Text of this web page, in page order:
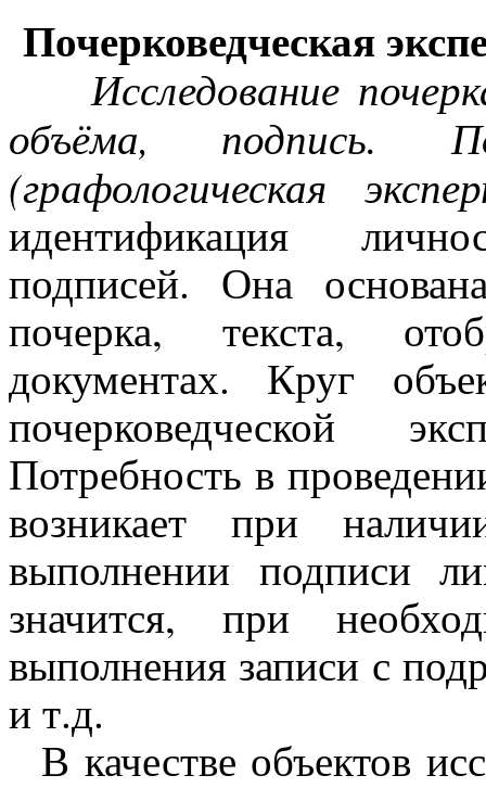
Почерковедческая
Исследование
объёма, подпись.
(графологическая
идентификация
подписей. Она
почерка, текста,
документах. Круг
почерковедческой
Потребность в
возникает при
выполнении подписи
значится, при
выполнения записи с
и т.д.
В качестве объектов